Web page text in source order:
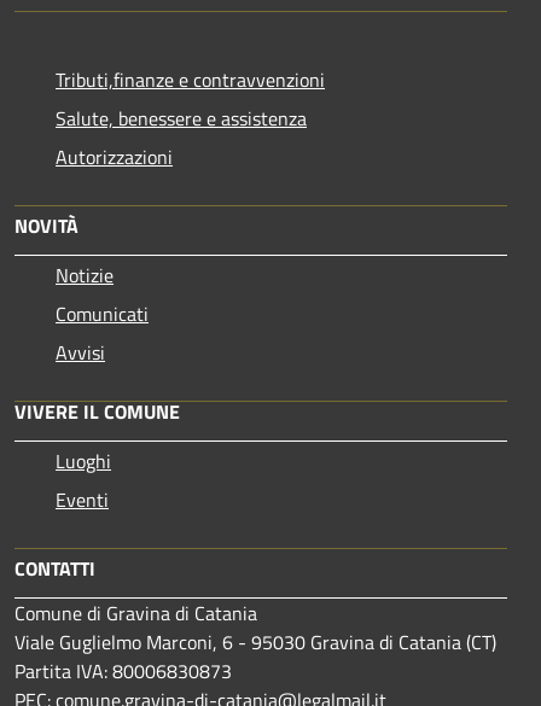
Tributi,finanze e contravvenzioni
Salute, benessere e assistenza
Autorizzazioni
NOVITÀ
Notizie
Comunicati
Avvisi
VIVERE IL COMUNE
Luoghi
Eventi
CONTATTI
Comune di Gravina di Catania
Viale Guglielmo Marconi, 6 - 95030 Gravina di Catania (CT)
Partita IVA: 80006830873
PEC:comune.gravina-di-catania@legalmail.it